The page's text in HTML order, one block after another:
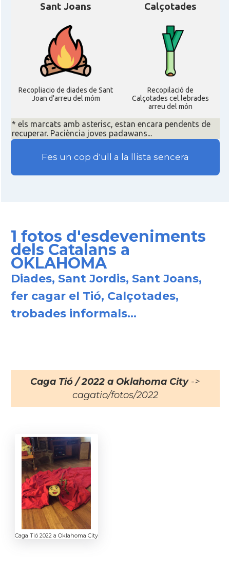
Sant Joans
Recopliacio de diades de Sant
Joan d'arreu del móm
Calçotades
Recopilació de
Calçotades cel.lebrades
arreu del món
* els marcats amb asterisc, estan encara pendents de
recuperar. Paciència joves padawans...
Fes un cop d'ull a la llista sencera
1 fotos d'esdeveniments
dels Catalans a
OKLAHOMA
Diades, Sant Jordis, Sant Joans,
fer cagar el Tió, Calçotades,
trobades informals...
Caga Tió / 2022 a Oklahoma City->
cagatio/fotos/2022
Caga Tió 2022 a Oklahoma City